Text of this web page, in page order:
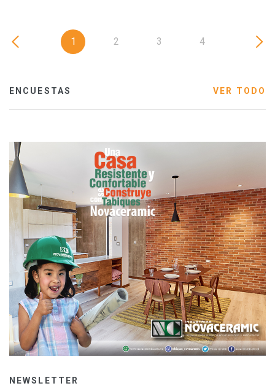
1 2 3 4
ENCUESTAS VER TODO
NEWSLETTER